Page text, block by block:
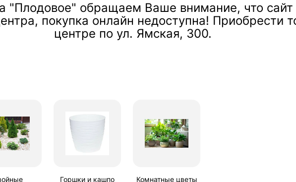
"Плодовое" обращаем Ваше внимание, что сайт
покупка онлайн недоступна! Приобрести
центре по ул. Ямская, 300.
Горшки и кашпо Комнатные цветы